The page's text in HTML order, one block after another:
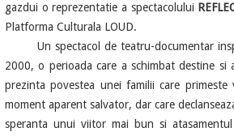
gazdui o reprezentatie a spectacolului
Platforma Culturala LOUD.
Un spectacol de teatru-documentar
2000, o perioada care a schimbat destine
prezinta povestea unei familii care
moment aparent salvator, dar care
speranta unui viitor mai bun si